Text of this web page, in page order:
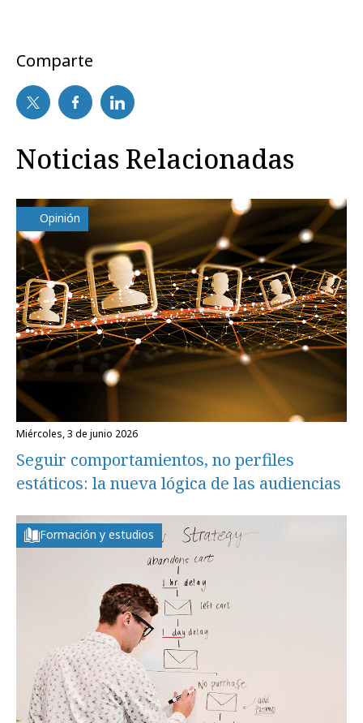
Comparte
Noticias Relacionadas
Opinión
miércoles, 3 de junio 2026
Seguir comportamientos, no perfiles
estáticos: la nueva lógica de las audiencias
Formación y estudios